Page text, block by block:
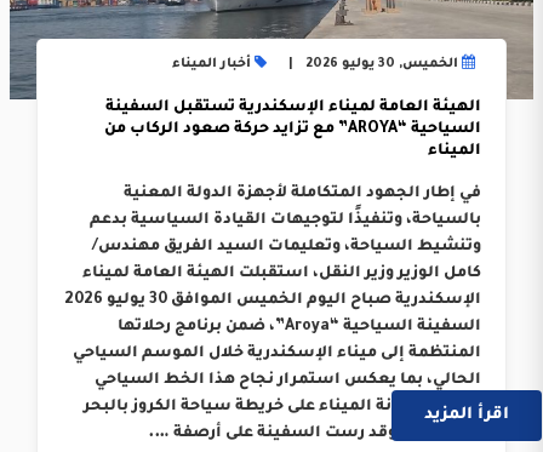
الخميس, 30 يوليو 2026 أخبار الميناء
الهيئة العامة لميناء الإسكندرية تستقبل السفينة
السياحية “AROYA” مع تزايد حركة صعود الركاب من
الميناء
في إطار الجهود المتكاملة لأجهزة الدولة المعنية
بالسياحة، وتنفيذًا لتوجيهات القيادة السياسية بدعم
وتنشيط السياحة، وتعليمات السيد الفريق مهندس/
كامل الوزير وزير النقل، استقبلت الهيئة العامة لميناء
الإسكندرية صباح اليوم الخميس الموافق 30 يوليو 2026
السفينة السياحية “Aroya”، ضمن برنامج رحلاتها
المنتظمة إلى ميناء الإسكندرية خلال الموسم السياحي
الحالي، بما يعكس استمرار نجاح هذا الخط السياحي
وترسيخ مكانة الميناء على خريطة سياحة الكروز بالبحر
المتوسط. وقد رست السفينة على أرصفة ….
اقرأ المزيد